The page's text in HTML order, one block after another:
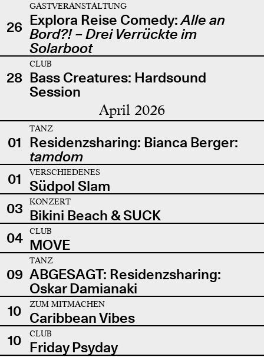
26
GASTVERANSTALTUNG
Explora Reise Comedy:Alle an
Bord?! – Drei Verrückte im
Solarboot
28
CLUB
Bass Creatures: Hardsound
Session
April 2026
01
TANZ
Residenzsharing: Bianca Berger:
tamdom
01
VERSCHIEDENES
Südpol Slam
03
KONZERT
Bikini Beach & SUCK
04
CLUB
MOVE
09
TANZ
ABGESAGT: Residenzsharing:
Oskar Damianaki
10
ZUM MITMACHEN
Caribbean Vibes
10
CLUB
Friday Psyday